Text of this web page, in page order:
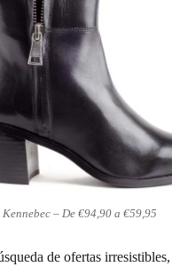
– De €94,90 a €59,95
de ofertas